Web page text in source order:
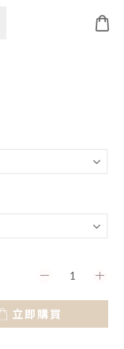
立即購買